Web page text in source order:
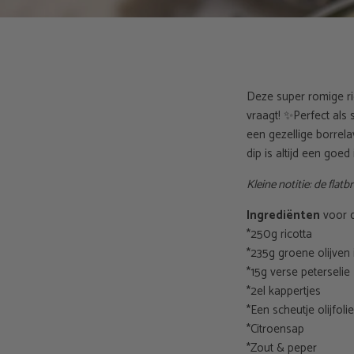
Deze super romige
vraagt! ✨Perfect als
een gezellige
dip is altijd een
Kleine notitie: de
Ingrediënten voor
*250g ricotta
*235g groene olijven
*15g verse peterselie
*2el kappertjes
*Een scheutje olijfolie
*Citroensap
*Zout & peper